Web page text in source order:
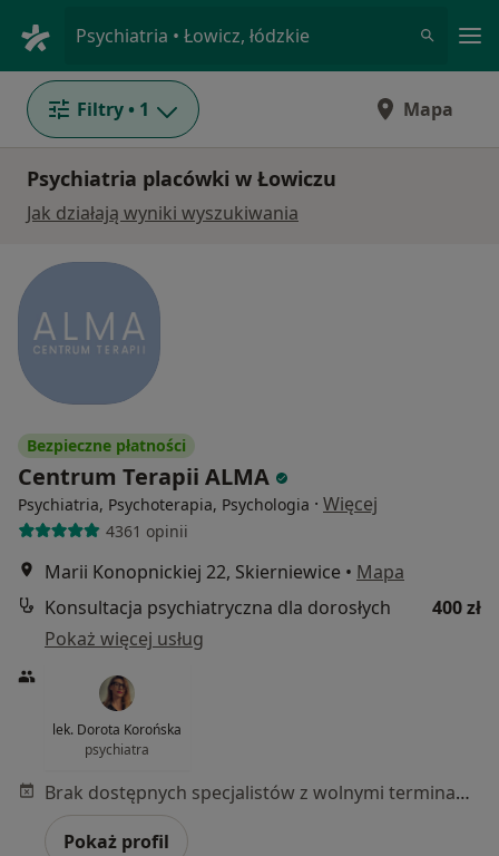
Psychiatria • Łowicz, łódzkie
Filtry • 1 Mapa
Psychiatria placówki w Łowiczu
Jak działają wyniki wyszukiwania
Bezpieczne płatności
Centrum Terapii ALMA
Psychiatria, Psychoterapia, Psychologia · Więcej
4361 opinii
Marii Konopnickiej 22, Skierniewice • Mapa
Konsultacja psychiatryczna dla dorosłych
400 zł
Pokaż więcej usług
lek. Dorota Korońska
psychiatra
Brak dostępnych specjalistów z wolnymi terminami w tym centrum medycznym.
Pokaż profil